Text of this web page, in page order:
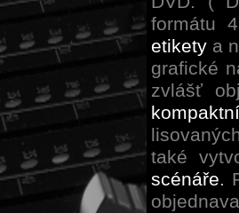
formátu
etikety a
grafické
zvlášť
také
scénáře.